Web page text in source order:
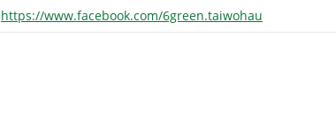
https://www.facebook.com/6green.taiwohau